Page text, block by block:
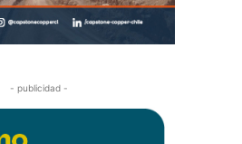
- publicidad -